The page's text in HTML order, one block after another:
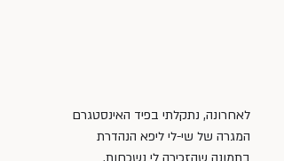
לאחרונה, נתקלתי בפיד האינסטגרם
המגרה של שי-לי ליפא הנהדרת